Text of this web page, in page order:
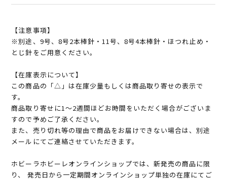
【注意事項】
※別途、9号、8号2本棒針・11号、8号4本棒針・ほつれ止め・
とじ針をご用意ください。
【在庫表示について】
この商品の「△」は在庫少量もしくは商品取り寄せの表示で
す。
商品取り寄せに1～2週間ほどお時間をいただく場合がございま
すので予めご了承ください。
また、売り切れ等の理由で商品をお届けできない場合は、別途
メールにてご連絡させていただきます。
ホビーラホビーレオンラインショップでは、新発売の商品に限
り、 発売日から一定期間オンラインショップ単独の在庫にてご